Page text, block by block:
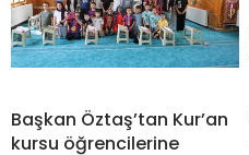
Başkan Öztaş’tan Kur’an
kursu öğrencilerine